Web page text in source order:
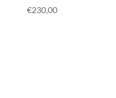
€230,00